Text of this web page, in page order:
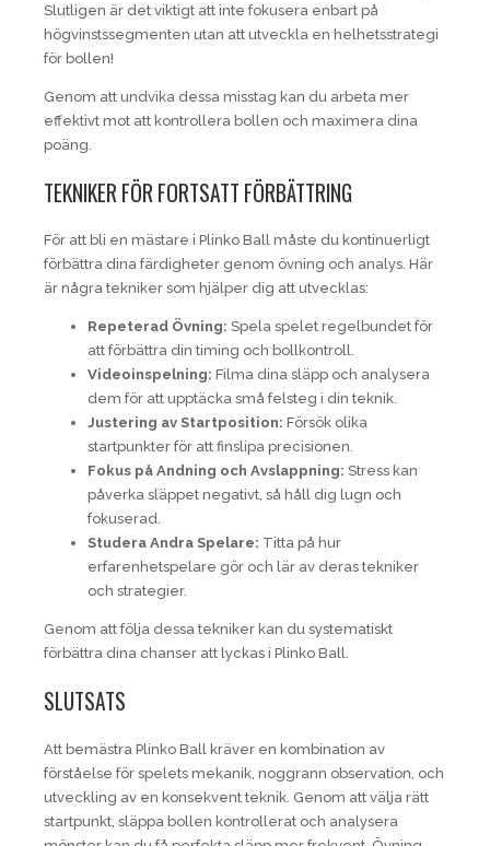
Slutligen är det viktigt att inte fokusera enbart på
högvinstssegmenten utan att utveckla en helhetsstrategi
för bollen!
Genom att undvika dessa misstag kan du arbeta mer
effektivt mot att kontrollera bollen och maximera dina
poäng.
TEKNIKER FÖR FORTSATT FÖRBÄTTRING
För att bli en mästare i Plinko Ball måste du kontinuerligt
förbättra dina färdigheter genom övning och analys. Här
är några tekniker som hjälper dig att utvecklas:
Repeterad Övning: Spela spelet regelbundet för
att förbättra din timing och bollkontroll.
Videoinspelning: Filma dina släpp och analysera
dem för att upptäcka små felsteg i din teknik.
Justering av Startposition: Försök olika
startpunkter för att finslipa precisionen.
Fokus på Andning och Avslappning: Stress kan
påverka släppet negativt, så håll dig lugn och
fokuserad.
Studera Andra Spelare: Titta på hur
erfarenhetspelare gör och lär av deras tekniker
och strategier.
Genom att följa dessa tekniker kan du systematiskt
förbättra dina chanser att lyckas i Plinko Ball.
SLUTSATS
Att bemästra Plinko Ball kräver en kombination av
förståelse för spelets mekanik, noggrann observation, och
utveckling av en konsekvent teknik. Genom att välja rätt
startpunkt, släppa bollen kontrollerat och analysera